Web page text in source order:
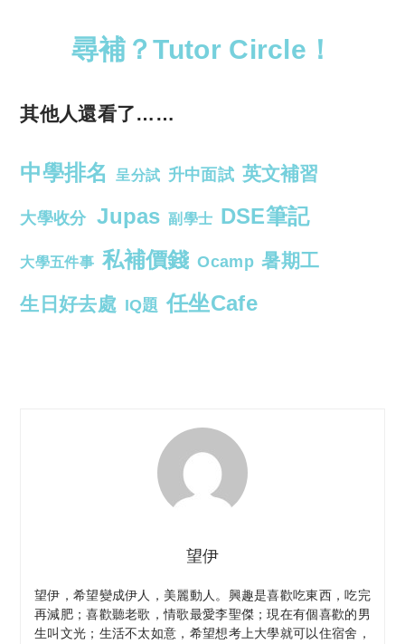
尋補？Tutor Circle！
其他人還看了……
中學排名 呈分試 升中面試 英文補習
大學收分 Jupas 副學士 DSE筆記
大學五件事 私補價錢 Ocamp 暑期工
生日好去處 IQ題 任坐Cafe
望伊
望伊，希望變成伊人，美麗動人。興趣是喜歡吃東西，吃完
再減肥；喜歡聽老歌，情歌最愛李聖傑；現在有個喜歡的男
生叫文光；生活不太如意，希望想考上大學就可以住宿舍，